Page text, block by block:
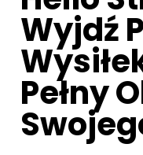
Wyjdź
Pełny